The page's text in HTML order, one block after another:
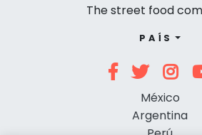
The street food
PAÍS
México
Argentina